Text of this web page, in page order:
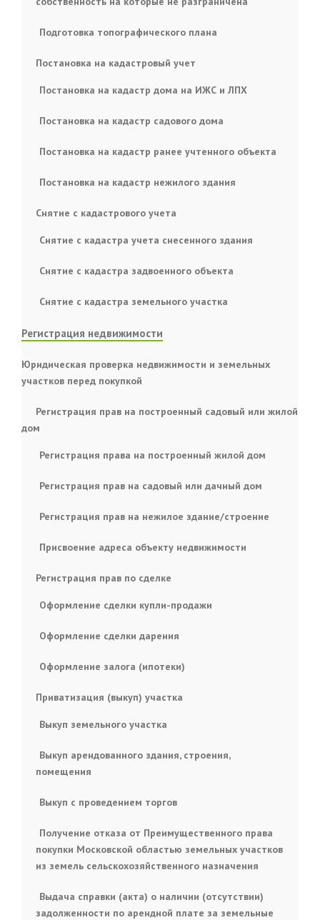
Подготовка топографического плана
Постановка на кадастровый учет
Постановка на кадастр дома на ИЖС и ЛПХ
Постановка на кадастр садового дома
Постановка на кадастр ранее учтенного объекта
Постановка на кадастр нежилого здания
Снятие с кадастрового учета
Снятие с кадастра учета снесенного здания
Снятие с кадастра задвоенного объекта
Снятие с кадастра земельного участка
Регистрация недвижимости
Юридическая проверка недвижимости и земельных
участков перед покупкой
Регистрация прав на построенный садовый или жилой
дом
Регистрация права на построенный жилой дом
Регистрация прав на садовый или дачный дом
Регистрация прав на нежилое здание/строение
Присвоение адреса объекту недвижимости
Регистрация прав по сделке
Оформление сделки купли-продажи
Оформление сделки дарения
Оформление залога (ипотеки)
Приватизация (выкуп) участка
Выкуп земельного участка
Выкуп арендованного здания, строения,
помещения
Выкуп с проведением торгов
Получение отказа от Преимущественного права
покупки Московской областью земельных участков
из земель сельскохозяйственного назначения
Выдача справки (акта) о наличии (отсутствии)
задолженности по арендной плате за земельные